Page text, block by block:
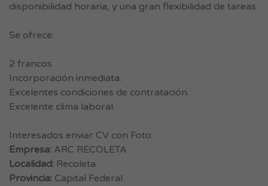
disponibilidad horaria, y una gran flexibilidad de tareas
Se ofrece:
2 francos
Incorporación inmediata.
Excelentes condiciones de contratación.
Excelente clima laboral.
Interesados enviar CV con Foto.
Empresa: ARC RECOLETA
Localidad: Recoleta
Provincia: Capital Federal